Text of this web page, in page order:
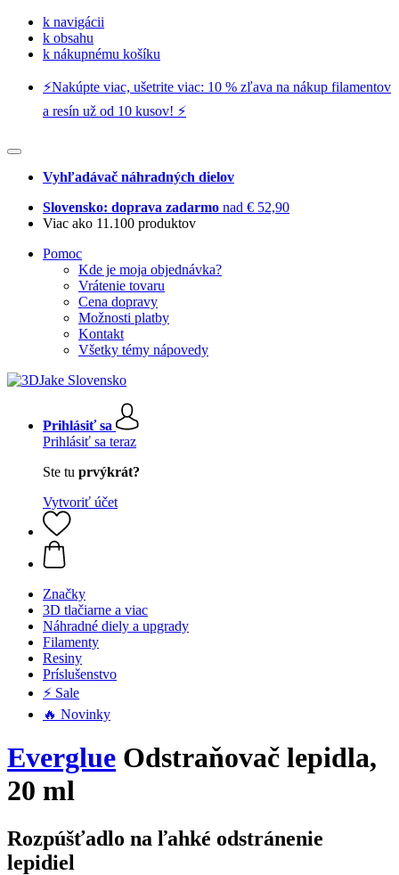
k navigácii
k obsahu
k nákupnému košíku
⚡️Nakúpte viac, ušetrite viac: 10 % zľava na nákup filamentov
a resín už od 10 kusov! ⚡️
Vyhľadávač náhradných dielov
Slovensko: doprava zadarmo nad € 52,90
Viac ako 11.100 produktov
Pomoc
Kde je moja objednávka?
Vrátenie tovaru
Cena dopravy
Možnosti platby
Kontakt
Všetky témy nápovedy
Prihlásiť sa
Prihlásiť sa teraz
Ste tu prvýkrát?
Vytvoriť účet
Značky
3D tlačiarne a viac
Náhradné diely a upgrady
Filamenty
Resiny
Príslušenstvo
⚡ Sale
🔥 Novinky
Everglue Odstraňovač lepidla,
20 ml
Rozpúšťadlo na ľahké odstránenie
lepidiel